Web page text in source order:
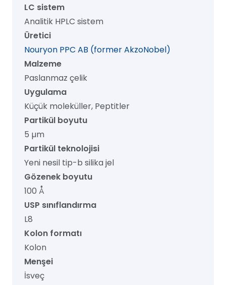
200
mm,
1/pk
adet
LC sistem
Analitik HPLC sistem
Üretici
Nouryon PPC AB (former AkzoNobel)
Malzeme
Paslanmaz çelik
Uygulama
Küçük moleküller, Peptitler
Partikül boyutu
5 µm
Partikül teknolojisi
Yeni nesil tip-b silika jel
Gözenek boyutu
100 Å
USP sınıflandırma
L8
Kolon formatı
Kolon
Menşei
İsveç